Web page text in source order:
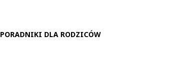
PORADNIKI DLA RODZICÓW